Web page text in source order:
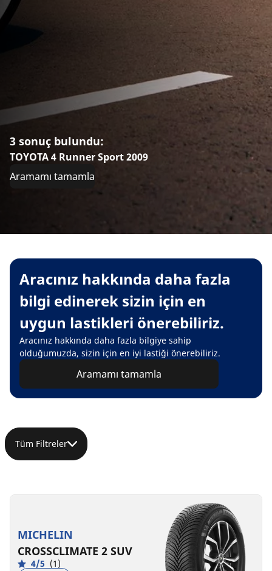
3 sonuç bulundu:
TOYOTA 4 Runner Sport 2009
Aramamı tamamla
Aracınız hakkında daha fazla
bilgi edinerek sizin için en
uygun lastikleri önerebiliriz.
Aracınız hakkında daha fazla bilgiye sahip
olduğumuzda, sizin için en iyi lastiği önerebiliriz.
Aramamı tamamla
Tüm Filtreler
MICHELIN
CROSSCLIMATE 2 SUV
4/5 (1)